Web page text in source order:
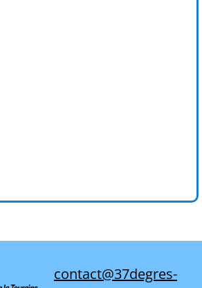
contact@37degres-